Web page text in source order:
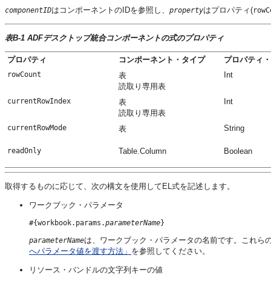
componentIDはコンポーネントのIDを参照し、 propertyはプロパティ(
表B-1 ADFデスクトップ統合コンポーネントの式のプロパティ
プロパティ コンポーネント・タイプ プロパティ
rowCount
表
読取り専用表
Int
currentRowIndex
表
読取り専用表
Int
currentRowMode 表 String
readOnly Table.Column Boolean
取得するものに応じて、次の構文を使用してEL式を記述します。
ワークブック・パラメータ
#{workbook.params.parameterName}
parameterNameは、ワークブック・パラメータの名前です。これら
へパラメータ値を渡す方法」 を参照してください。
リソース・バンドルの文字列キーの値